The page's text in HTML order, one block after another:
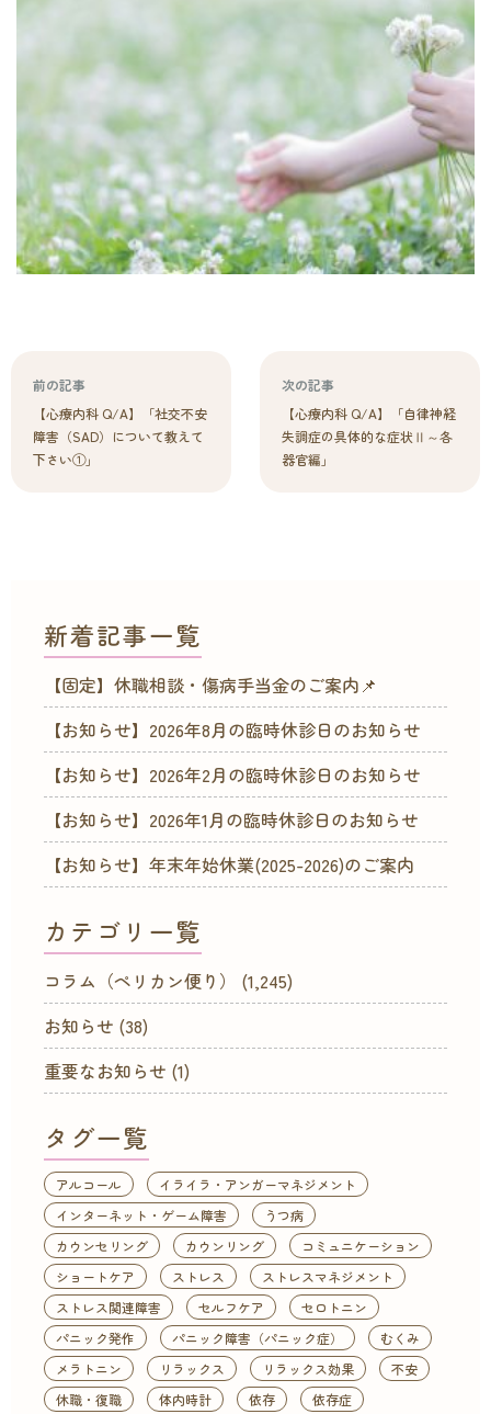
前の記事
【心療内科 Q/A】「社交不安
障害（SAD）について教えて
下さい①」
次の記事
【心療内科 Q/A】「自律神経
失調症の具体的な症状Ⅱ～各
器官編」
新着記事一覧
【固定】休職相談・傷病手当金のご案内📌
【お知らせ】2026年8月の臨時休診日のお知らせ
【お知らせ】2026年2月の臨時休診日のお知らせ
【お知らせ】2026年1月の臨時休診日のお知らせ
【お知らせ】年末年始休業(2025-2026)のご案内
カテゴリ一覧
コラム（ペリカン便り）
(1,245)
お知らせ (38)
重要なお知らせ (1)
タグ一覧
アルコール
イライラ・アンガーマネジメント
インターネット・ゲーム障害
うつ病
カウンセリング
カウンリング
コミュニケーション
ショートケア
ストレス
ストレスマネジメント
ストレス関連障害
セルフケア
セロトニン
パニック発作
パニック障害（パニック症）
むくみ
メラトニン
リラックス リラックス効果
不安
休職・復職
体内時計 依存 依存症